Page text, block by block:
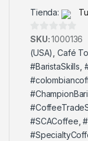
Tienda:
0
d
e
5
SKU:1000136
(USA) ,Café
#BaristaSkills
#SCACoffee ,